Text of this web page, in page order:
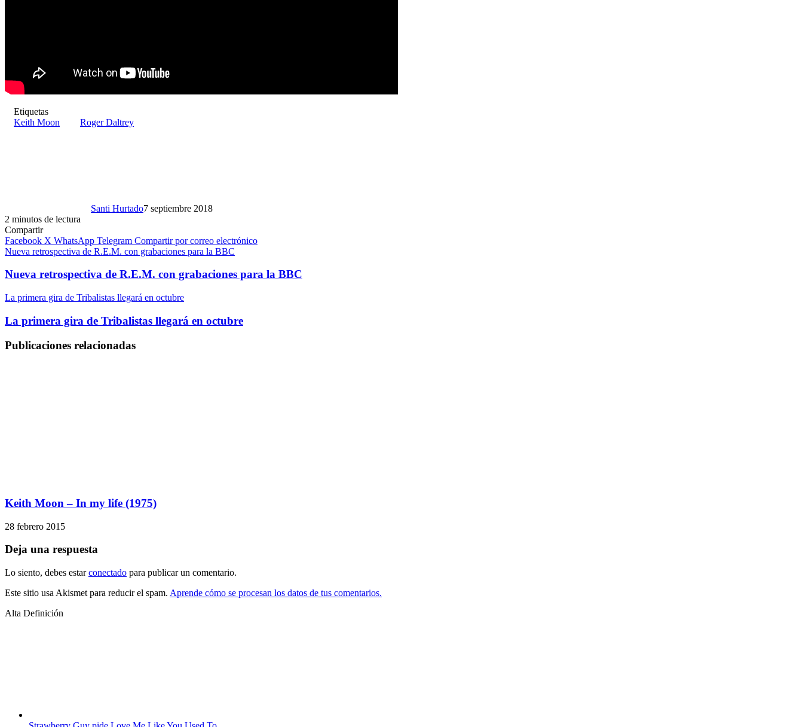
Etiquetas
Keith Moon
Roger Daltrey
Santi Hurtado7 septiembre 2018
2 minutos de lectura
Compartir
Facebook X WhatsApp Telegram Compartir por correo electrónico
Nueva retrospectiva de R.E.M. con grabaciones para la BBC
Nueva retrospectiva de R.E.M. con grabaciones para la BBC
La primera gira de Tribalistas llegará en octubre
La primera gira de Tribalistas llegará en octubre
Publicaciones relacionadas
Keith Moon – In my life (1975)
28 febrero 2015
Deja una respuesta
Lo siento, debes estarconectado para publicar un comentario.
Este sitio usa Akismet para reducir el spam. Aprende cómo se procesan los datos de tus comentarios.
Alta Definición